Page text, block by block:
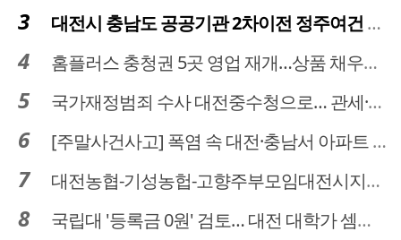
대전시 충남도 공공기관 2차이전 정주여건 확보 시급
홈플러스 충청권 5곳 영업 재개…상품 채우기 ‘속도전’
국가재정범죄 수사 대전중수청으로… 관세·국세 수사 전문인력 주목
[주말사건사고] 폭염 속 대전·충남서 아파트 화재·정전 잇따라…주민 대피·불편
대전농협-기성농헙-고향주부모임대전시지회, 이심점심 중식지원 봉사활동
국립대 '등록금 0원' 검토… 대전 대학가 셈법 복잡